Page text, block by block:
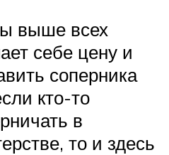
выше всех
себе цену и
соперника
кто-то
в
то и здесь